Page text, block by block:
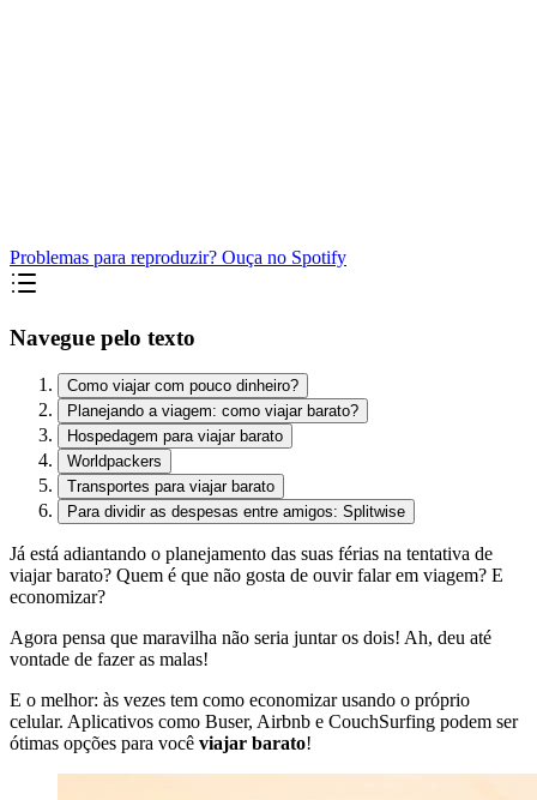
Problemas para reproduzir? Ouça no Spotify
Navegue pelo texto
Como viajar com pouco dinheiro?
Planejando a viagem: como viajar barato?
Hospedagem para viajar barato
Worldpackers
Transportes para viajar barato
Para dividir as despesas entre amigos: Splitwise
Já está adiantando o planejamento das suas férias na tentativa de
viajar barato? Quem é que não gosta de ouvir falar em viagem? E
economizar?
Agora pensa que maravilha não seria juntar os dois! Ah, deu até
vontade de fazer as malas!
E o melhor: às vezes tem como economizar usando o próprio
celular. Aplicativos como Buser, Airbnb e CouchSurfing podem ser
ótimas opções para você viajar barato!